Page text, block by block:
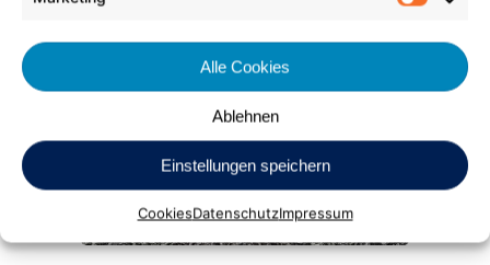
Alle Cookies
Ablehnen
Einstellungen speichern
CookiesDatenschutzImpressum